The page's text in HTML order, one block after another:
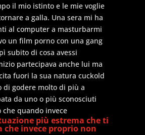
il mio istinto e le mie voglie
a galla. Una sera mi ha
al computer a masturbarmi
un film porno con una gang
subito di cosa avessi
partecipava anche lui ma
fuori la sua natura cuckold
di godere molto di più a
da uno o più sconosciuti
che quando invece
più estrema che ti
che invece proprio non